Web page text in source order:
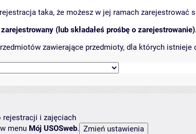
taka, że możesz w jej ramach zarejestrować
(lub składałeś prośbę o
zawierające przedmioty, dla których
i zajęciach
menu Mój USOSweb.